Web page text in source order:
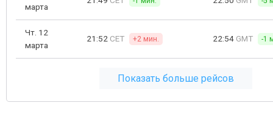
марта
Чт. 12
марта
21:52 CET +2 мин. 22:54 GMT -1
Показать больше рейсов